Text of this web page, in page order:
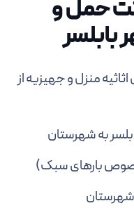
حمل و
بابلسر
منزل و جهیزیه از
به شهرستان
بارهای سبک)
شهرستان